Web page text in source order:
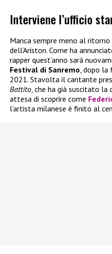
Interviene l’ufficio
Manca sempre meno al ritorno
dell’Ariston. Come ha
rapper quest’anno sarà
Festival di Sanremo, dopo la
2021. Stavolta il cantante
Battito, che ha già suscitato la
attesa di scoprire come
l’artista milanese è finito al